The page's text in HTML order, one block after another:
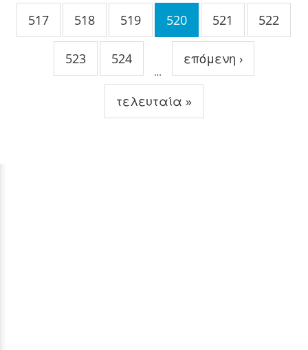
517 518 519 520 521 522
523 524
…
επόμενη ›
τελευταία »